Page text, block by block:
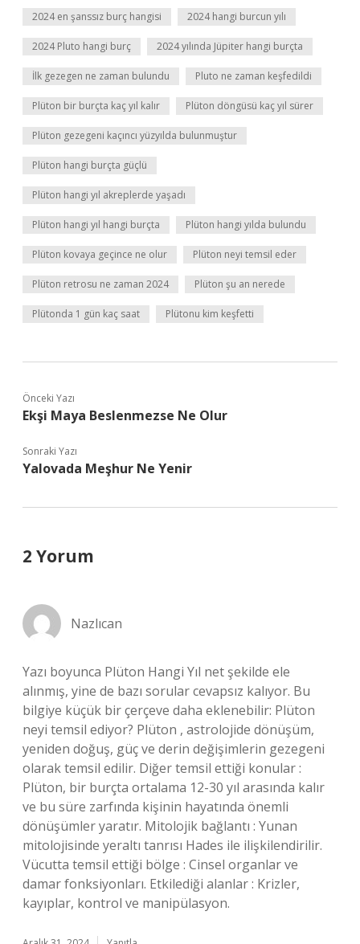
2024 en şanssız burç hangisi 2024 hangi burcun yılı
2024 Pluto hangi burç 2024 yılında Jüpiter hangi burçta
İlk gezegen ne zaman bulundu Pluto ne zaman keşfedildi
Plüton bir burçta kaç yıl kalır Plüton döngüsü kaç yıl sürer
Plüton gezegeni kaçıncı yüzyılda bulunmuştur
Plüton hangi burçta güçlü
Plüton hangi yıl akreplerde yaşadı
Plüton hangi yıl hangi burçta Plüton hangi yılda bulundu
Plüton kovaya geçince ne olur Plüton neyi temsil eder
Plüton retrosu ne zaman 2024 Plüton şu an nerede
Plütonda 1 gün kaç saat Plütonu kim keşfetti
Önceki Yazı
Ekşi Maya Beslenmezse Ne Olur
Sonraki Yazı
Yalovada Meşhur Ne Yenir
2 Yorum
Nazlıcan
Yazı boyunca Plüton Hangi Yıl net şekilde ele
alınmış, yine de bazı sorular cevapsız kalıyor. Bu
bilgiye küçük bir çerçeve daha eklenebilir: Plüton
neyi temsil ediyor? Plüton , astrolojide dönüşüm,
yeniden doğuş, güç ve derin değişimlerin gezegeni
olarak temsil edilir. Diğer temsil ettiği konular :
Plüton, bir burçta ortalama 12-30 yıl arasında kalır
ve bu süre zarfında kişinin hayatında önemli
dönüşümler yaratır. Mitolojik bağlantı : Yunan
mitolojisinde yeraltı tanrısı Hades ile ilişkilendirilir.
Vücutta temsil ettiği bölge : Cinsel organlar ve
damar fonksiyonları. Etkilediği alanlar : Krizler,
kayıplar, kontrol ve manipülasyon.